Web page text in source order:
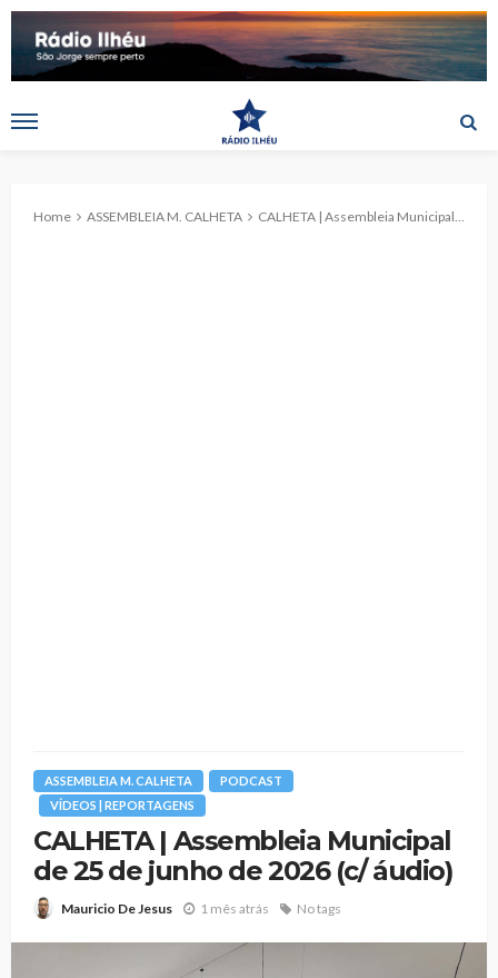
Home ASSEMBLEIA M. CALHETA CALHETA | Assembleia Municipal de 25 de junho de 2026 (c/ áudio)
ASSEMBLEIA M. CALHETA
PODCAST
VÍDEOS | REPORTAGENS
CALHETA | Assembleia Municipal
de 25 de junho de 2026 (c/ áudio)
Mauricio De Jesus 1 mês atrás No tags